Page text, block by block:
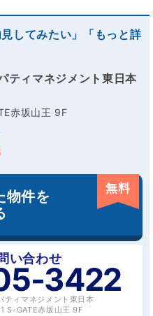
してみたい」「もっと詳
ティマネジメント東日本
赤坂山王 9F
物件を
無料
い合わせ
3422
ティマネジメント東日本
S-GATE赤坂山王 9F